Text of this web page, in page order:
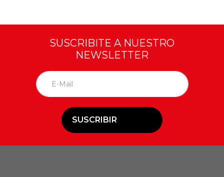
SUSCRIBITE A NUESTRO
NEWSLETTER
SUSCRIBIR